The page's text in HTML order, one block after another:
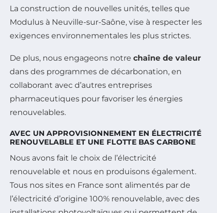
La construction de nouvelles unités, telles que
Modulus à Neuville-sur-Saône, vise à respecter les
exigences environnementales les plus strictes.
De plus, nous engageons notre chaîne de valeur
dans des programmes de décarbonation, en
collaborant avec d’autres entreprises
pharmaceutiques pour favoriser les énergies
renouvelables.
AVEC UN APPROVISIONNEMENT EN ÉLECTRICITÉ
RENOUVELABLE ET UNE FLOTTE BAS CARBONE
Nous avons fait le choix de l’électricité
renouvelable et nous en produisons également.
Tous nos sites en France sont alimentés par de
l’électricité d’origine 100% renouvelable, avec des